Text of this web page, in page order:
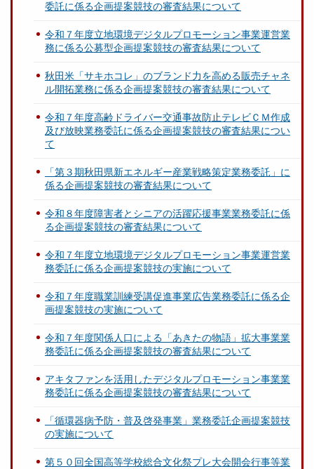
委託に係る企画提案競技の審査結果について
令和７年度立地環境デジタルプロモーション事業運営業
務に係る公募型企画提案競技の審査結果について
秋田米「サキホコレ」のブランド力を高める販売チャネ
ル開拓業務に係る企画提案競技の審査結果について
令和７年度高齢ドライバー交通事故防止テレビＣＭ作成
及び放映業務委託に係る企画提案競技の審査結果につい
て
「第３期秋田県新エネルギー産業戦略策定業務委託」に
係る企画提案競技の審査結果について
令和８年度障害者とシニアの活躍応援事業業務委託に係
る企画提案競技の審査結果について
令和７年度立地環境デジタルプロモーション事業運営業
務委託に係る企画提案競技の実施について
令和７年度職業訓練受講促進事業広告業務委託に係る企
画提案競技の実施について
令和７年度関係人口による「あきたの物語」拡大事業業
務委託に係る企画提案競技の審査結果について
アキタファンを活用したデジタルプロモーション事業業
務委託に係る企画提案競技の審査結果について
「循環器病予防・普及啓発事業」業務委託企画提案競技
の実施について
第５０回全国高等学校総合文化祭プレ大会開会行事等業